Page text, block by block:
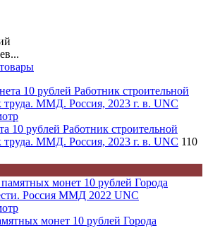
10 рублей Работник строительной
труда. ММД. Россия, 2023 г. в. UNC 110
монет 10 рублей Города